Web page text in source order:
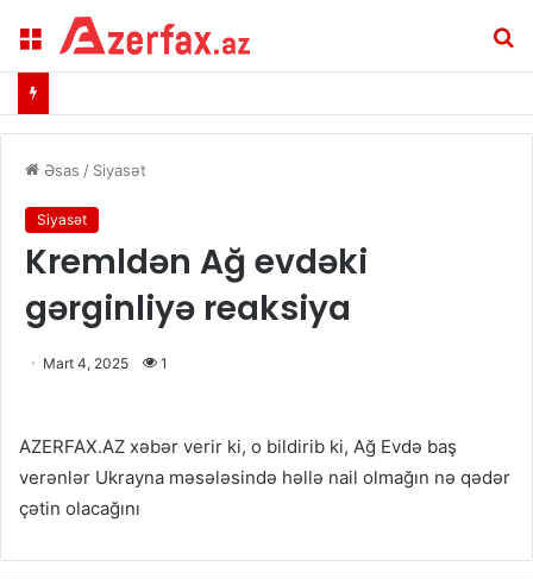
Menu
Əsas / Siyasət
Siyasət
Kremldən Ağ evdəki
gərginliyə reaksiya
Mart 4, 2025 1
AZERFAX.AZ xəbər verir ki, o bildirib ki, Ağ Evdə baş
verənlər Ukrayna məsələsində həllə nail olmağın nə qədər
çətin olacağını